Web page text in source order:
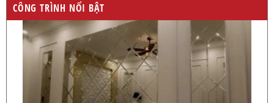
CÔNG TRÌNH NỔI BẬT